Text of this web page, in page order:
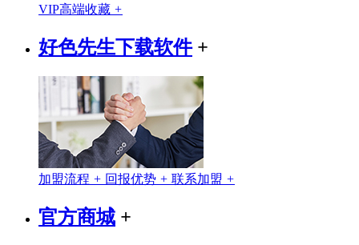
VIP高端收藏 +
好色先生下载软件+
加盟流程 + 回报优势 + 联系加盟 +
官方商城 +